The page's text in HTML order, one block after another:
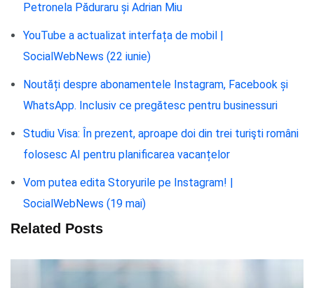
Petronela Păduraru și Adrian Miu
YouTube a actualizat interfața de mobil |
SocialWebNews (22 iunie)
Noutăți despre abonamentele Instagram, Facebook și
WhatsApp. Inclusiv ce pregătesc pentru businessuri
Studiu Visa: În prezent, aproape doi din trei turişti români
folosesc AI pentru planificarea vacanțelor
Vom putea edita Storyurile pe Instagram! |
SocialWebNews (19 mai)
Related Posts